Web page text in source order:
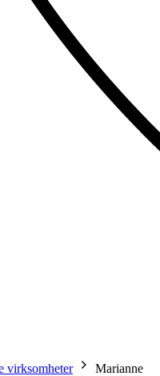
virksomheter
Marianne